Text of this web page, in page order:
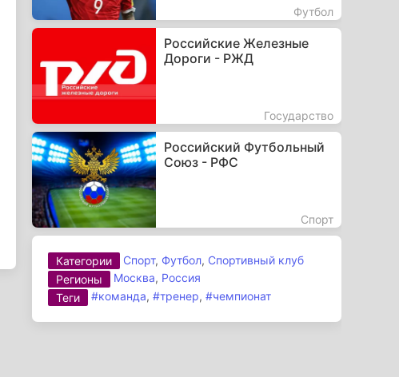
Футбол
Российские Железные
Дороги - РЖД
Государство
Российский Футбольный
Союз - РФС
Спорт
Категории Спорт, Футбол, Спортивный клуб
Регионы
Москва, Россия
Теги
#команда,#тренер,#чемпионат